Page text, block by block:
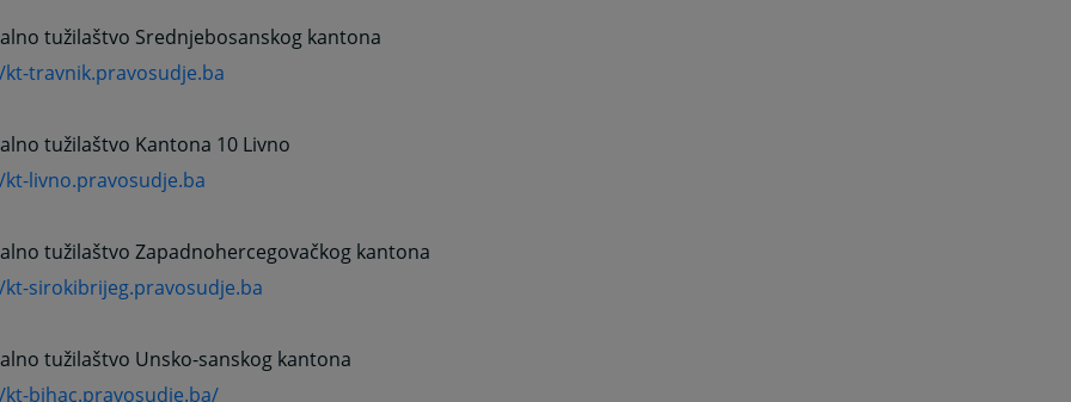
tužilaštvo Srednjebosanskog kantona
travnik.pravosudje.ba
tužilaštvo Kantona 10 Livno
livno.pravosudje.ba
tužilaštvo Zapadnohercegovačkog kantona
sirokibrijeg.pravosudje.ba
tužilaštvo Unsko-sanskog kantona
bihac.pravosudje.ba/